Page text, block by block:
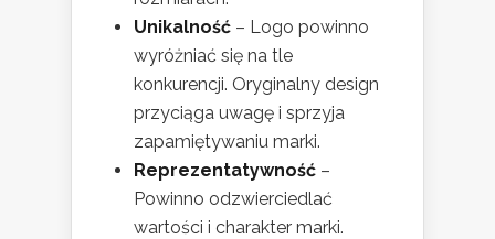
Unikalność – Logo powinno
wyróżniać się na tle
konkurencji. Oryginalny design
przyciąga uwagę i sprzyja
zapamiętywaniu marki.
Reprezentatywność –
Powinno odzwierciedlać
wartości i charakter marki.